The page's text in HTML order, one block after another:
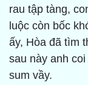
rau tập tàng,
luộc còn bốc
ấy, Hòa đã tìm
sau này anh
sum vầy.